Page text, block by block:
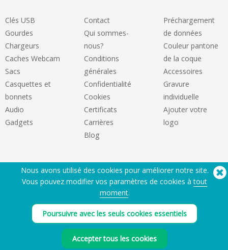
Clés USB
Gourdes
Chargeurs
Caches Webcam
Sacs
Casquettes et
bonnets
Audio
Gadgets
Contact
Qui sommes-
nous?
Conditions
générales
Confidentialité
Cookies
Certificats
Carrières
Blog
Préchargement
de données
Couleur pantone
de la coque
Accessoires
Gravure
individuelle
Ajouter votre
logo
Besoin d'aide? Tel :
(650) 938-3500 (US)
Copyright © 2026 Flashbay
Nous avons utilisé des cookies pour améliorer notre site.
Vous pouvez modifier vos paramètres de cookies àtout
moment.
Poursuivre avec les seuls cookies essentiels
Accepter tous les cookies